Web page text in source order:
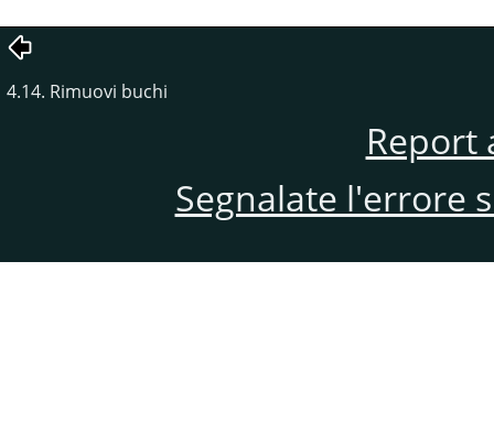
4.14. Rimuovi buchi
Report
Segnalate l'errore